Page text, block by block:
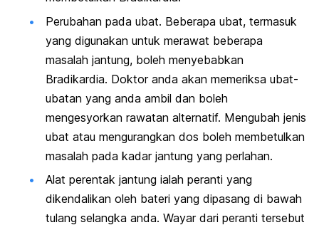
Perubahan pada ubat. Beberapa ubat, termasuk
yang digunakan untuk merawat beberapa
masalah jantung, boleh menyebabkan
Bradikardia. Doktor anda akan memeriksa ubat-
ubatan yang anda ambil dan boleh
mengesyorkan rawatan alternatif. Mengubah jenis
ubat atau mengurangkan dos boleh membetulkan
masalah pada kadar jantung yang perlahan.
Alat perentak jantung ialah peranti yang
dikendalikan oleh bateri yang dipasang di bawah
tulang selangka anda. Wayar dari peranti tersebut